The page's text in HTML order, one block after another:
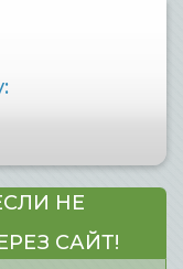
НЕ
САЙТ!